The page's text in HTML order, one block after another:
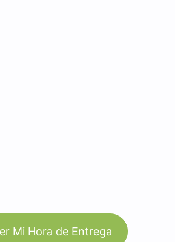
Mi Hora de Entrega